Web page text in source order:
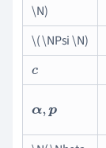
\N)
\( \NPsi \N)
c
α,p